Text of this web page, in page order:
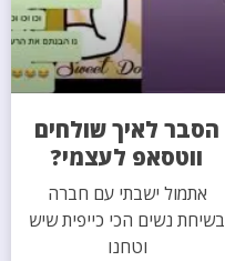
הסבר לאיך שולחים
ווטסאפ לעצמי?
אתמול ישבתי עם חברה
בשיחת נשים הכי כייפית שיש
וטחנו